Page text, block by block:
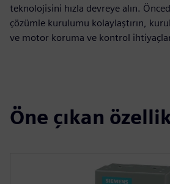
teknolojisini hızla devreye alın.
çözümle kurulumu kolaylaştırın,
ve motor koruma ve kontrol
Öne çıkan